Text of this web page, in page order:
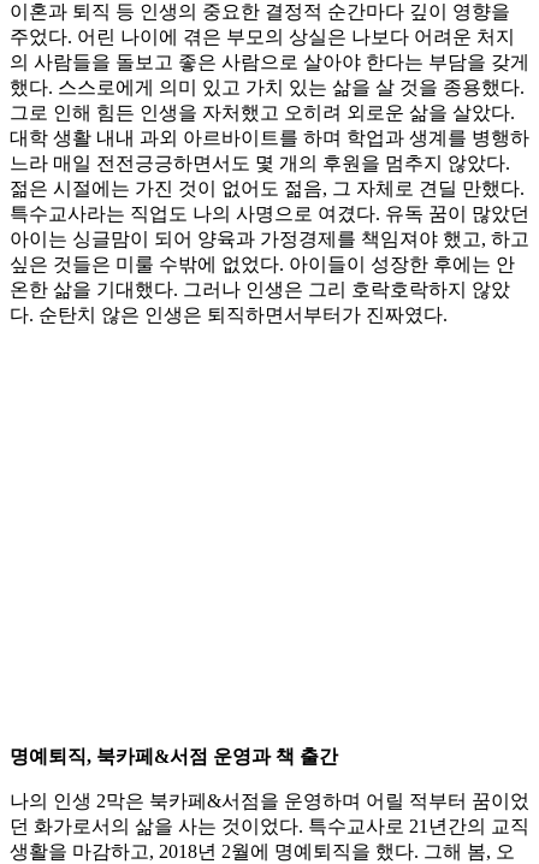
이혼과 퇴직 등 인생의 중요한 결정적 순간마다 깊이 영향을
주었다. 어린 나이에 겪은 부모의 상실은 나보다 어려운 처지
의 사람들을 돌보고 좋은 사람으로 살아야 한다는 부담을 갖게
했다. 스스로에게 의미 있고 가치 있는 삶을 살 것을 종용했다.
그로 인해 힘든 인생을 자처했고 오히려 외로운 삶을 살았다.
대학 생활 내내 과외 아르바이트를 하며 학업과 생계를 병행하
느라 매일 전전긍긍하면서도 몇 개의 후원을 멈추지 않았다.
젊은 시절에는 가진 것이 없어도 젊음, 그 자체로 견딜 만했다.
특수교사라는 직업도 나의 사명으로 여겼다. 유독 꿈이 많았던
아이는 싱글맘이 되어 양육과 가정경제를 책임져야 했고, 하고
싶은 것들은 미룰 수밖에 없었다. 아이들이 성장한 후에는 안
온한 삶을 기대했다. 그러나 인생은 그리 호락호락하지 않았
다. 순탄치 않은 인생은 퇴직하면서부터가 진짜였다.
명예퇴직, 북카페&서점 운영과 책 출간
나의 인생 2막은 북카페&서점을 운영하며 어릴 적부터 꿈이었
던 화가로서의 삶을 사는 것이었다. 특수교사로 21년간의 교직
생활을 마감하고, 2018년 2월에 명예퇴직을 했다. 그해 봄, 오